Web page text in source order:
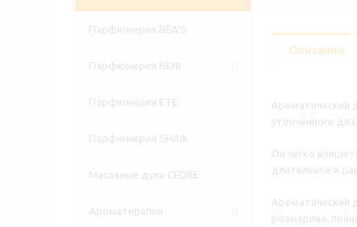
Парфюмерия BEA'S
Парфюмерия RENI
Парфюмерия ETE
Парфюмерия SHAIK
Масляные духи CEDRE
Ароматерапия
Описание
Ароматический
утонченного
Он легко
длительное и
Ароматический
розмарина,